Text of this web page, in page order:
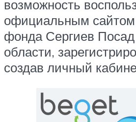
возможность
официальным сайтом
фонда Сергиев
области,
создав личный